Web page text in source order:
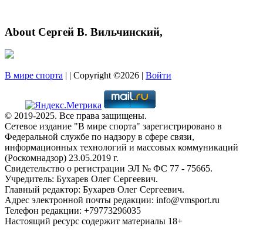
About Сергей В. Вильчинский,
В мире спорта | | Copyright ©2026 | Войти
© 2019-2025. Все права защищены.
Сетевое издание "В мире спорта" зарегистрировано в
Федеральной службе по надзору в сфере связи,
информационных технологий и массовых коммуникаций
(Роскомнадзор) 23.05.2019 г.
Свидетельство о регистрации ЭЛ № ФС 77 - 75665.
Учредитель: Бухарев Олег Сергеевич.
Главный редактор: Бухарев Олег Сергеевич.
Адрес электронной почты редакции: info@vmsport.ru
Телефон редакции: +79773296035
Настоящий ресурс содержит материалы 18+